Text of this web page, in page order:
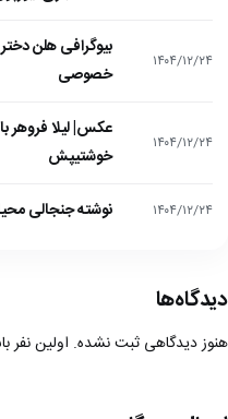
۱۴۰۴/۱۲/۲۴
بیوگرافی هلن
خصوصی
۱۴۰۴/۱۲/۲۴
عکس| لیلا فروهر
خوشتیپش
۱۴۰۴/۱۲/۲۴ نوشته جنجالی
دیدگاه‌ها
هنوز دیدگاهی ثبت نشده. اولین نفر